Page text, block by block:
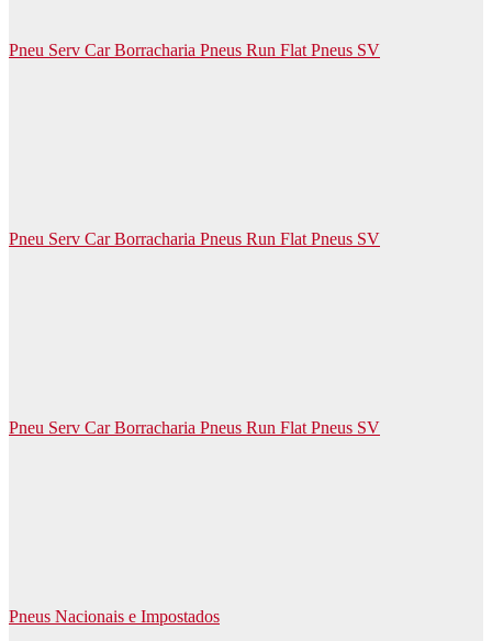
Pneu Serv Car Borracharia Pneus Run Flat Pneus SV
Pneu Serv Car Borracharia Pneus Run Flat Pneus SV
Pneu Serv Car Borracharia Pneus Run Flat Pneus SV
Pneus Nacionais e Impostados